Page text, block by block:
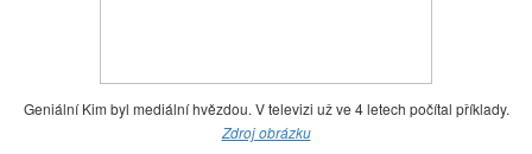
Geniální Kim byl mediální hvězdou. V televizi už ve 4 letech počítal příklady.
Zdroj obrázku